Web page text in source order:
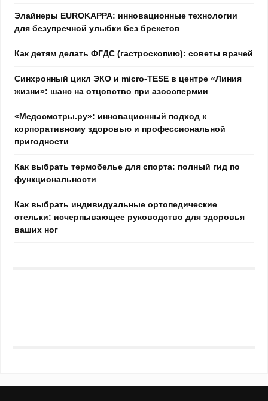
Элайнеры EUROKAPPA: инновационные технологии
для безупречной улыбки без брекетов
Как детям делать ФГДС (гастроскопию): советы врачей
Синхронный цикл ЭКО и micro-TESE в центре «Линия
жизни»: шанс на отцовство при азооспермии
«Медосмотры.ру»: инновационный подход к
корпоративному здоровью и профессиональной
пригодности
Как выбрать термобелье для спорта: полный гид по
функциональности
Как выбрать индивидуальные ортопедические
стельки: исчерпывающее руководство для здоровья
ваших ног